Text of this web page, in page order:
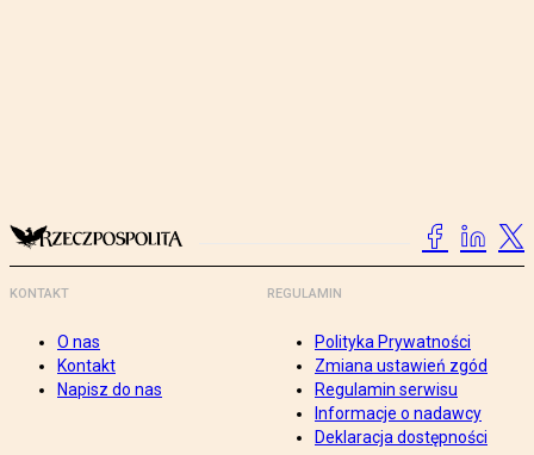
KONTAKT
O nas
Kontakt
Napisz do nas
REGULAMIN
Polityka Prywatności
Zmiana ustawień zgód
Regulamin serwisu
Informacje o nadawcy
Deklaracja dostępności